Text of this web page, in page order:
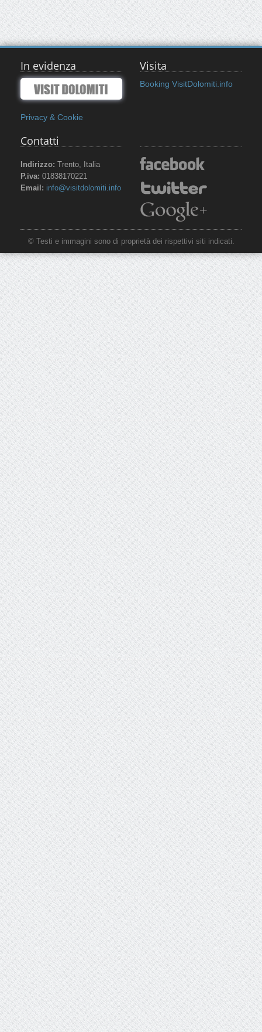
In evidenza
Privacy & Cookie
Visita
Booking VisitDolomiti.info
Contatti
Indirizzo: Trento, Italia
P.iva: 01838170221
Email: info@visitdolomiti.info
© Testi e immagini sono di proprietà dei rispettivi siti indicati.